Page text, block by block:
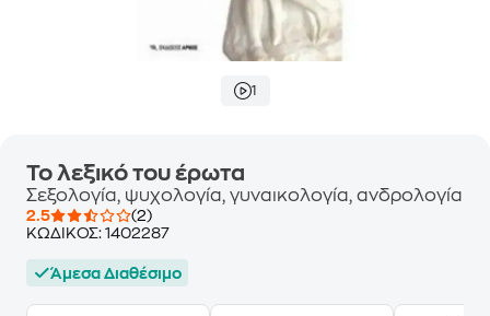
1
Το λεξικό του έρωτα
Σεξολογία, ψυχολογία, γυναικολογία, ανδρολογία
2.5
(2)
ΚΩΔΙΚΟΣ: 1402287
Άμεσα Διαθέσιμο